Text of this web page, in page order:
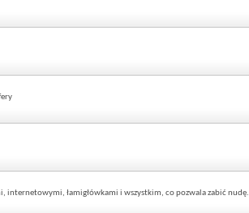
internetowymi, łamigłówkami i wszystkim, co pozwala zabić nudę.